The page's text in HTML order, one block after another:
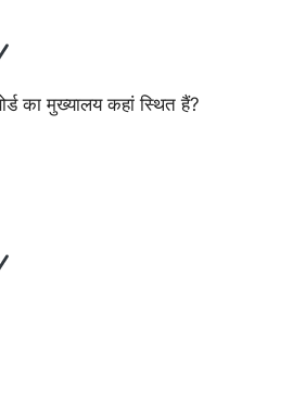
का मुख्यालय कहां स्थित हैं?